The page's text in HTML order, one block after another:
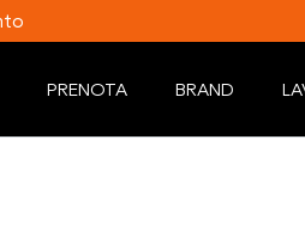
PRENOTA BRAND